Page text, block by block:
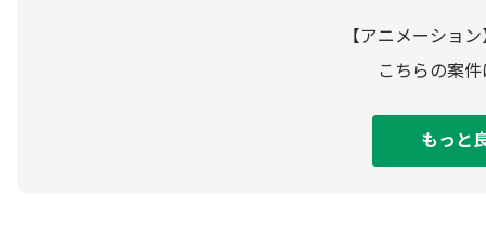
【アニメーショ
こちらの案
もっと